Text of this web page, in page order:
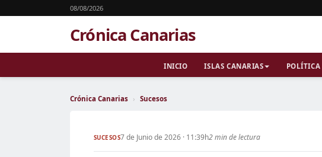
08/08/2026
Crónica Canarias
INICIO ISLAS CANARIAS POLÍTICA
Crónica Canarias › Sucesos
SUCESOS7 de Junio de 2026 · 11:39h2 min de lectura